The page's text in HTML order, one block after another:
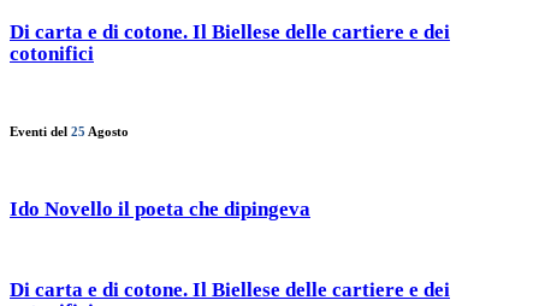
Di carta e di cotone. Il Biellese delle cartiere e dei
cotonifici
Eventi del 25 Agosto
Ido Novello il poeta che dipingeva
Di carta e di cotone. Il Biellese delle cartiere e dei